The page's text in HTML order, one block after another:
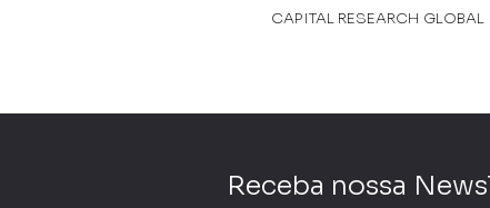
CAPITAL RESEARCH
Receba nossa